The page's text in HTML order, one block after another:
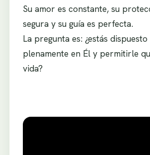
Su amor es constante, su
segura y su guía es perfecta.
La pregunta es: ¿estás
plenamente en Él y permitirle
vida?